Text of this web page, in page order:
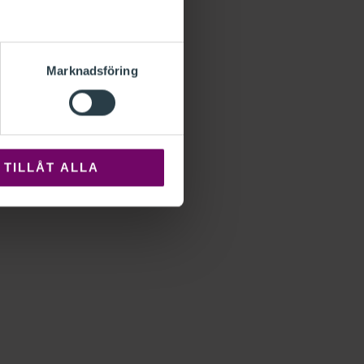
Marknadsföring
TILLÅT ALLA